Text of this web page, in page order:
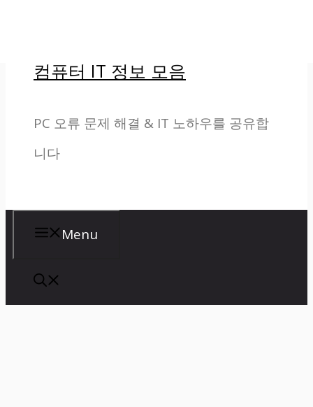
컴퓨터 IT 정보 모음
PC 오류 문제 해결 & IT 노하우를 공유합
니다
Menu